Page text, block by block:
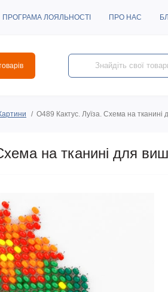
ПРОГРАМА ЛОЯЛЬНОСТІ ПРО НАС
O489 Кактус. Луїза. Схема на
на тканині для